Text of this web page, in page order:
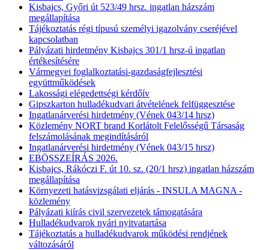
Kisbajcs, Győri út 523/49 hrsz. ingatlan házszám
megállapítása
Tájékoztatás régi típusú személyi igazolvány cseréjével
kapcsolatban
Pályázati hirdetmény Kisbajcs 301/1 hrsz-ú ingatlan
értékesítésére
Vármegyei foglalkoztatási-gazdaságfejlesztési
együttműködések
Lakossági elégedettségi kérdőív
Gipszkarton hulladékudvari átvételének felfüggesztése
Ingatlanárverési hirdetmény (Vének 043/14 hrsz)
Közlemény NORT brand Korlátolt Felelősségű Társaság
felszámolásának megindításáról
Ingatlanárverési hirdetmény (Vének 043/15 hrsz)
EBÖSSZEÍRÁS 2026.
Kisbajcs, Rákóczi F. út 10. sz. (20/1 hrsz) ingatlan házszám
megállapítása
Környezeti hatásvizsgálati eljárás - INSULA MAGNA -
közlemény
Pályázati kiírás civil szervezetek támogatására
Hulladékudvarok nyári nyitvatartása
Tájékoztatás a hulladékudvarok működési rendjének
változásáról